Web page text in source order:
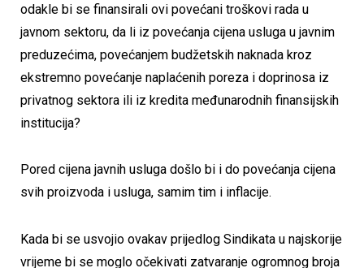
odakle bi se finansirali ovi povećani troškovi rada u
javnom sektoru, da li iz povećanja cijena usluga u javnim
preduzećima, povećanjem budžetskih naknada kroz
ekstremno povećanje naplaćenih poreza i doprinosa iz
privatnog sektora ili iz kredita međunarodnih finansijskih
institucija?
Pored cijena javnih usluga došlo bi i do povećanja cijena
svih proizvoda i usluga, samim tim i inflacije.
Kada bi se usvojio ovakav prijedlog Sindikata u najskorije
vrijeme bi se moglo očekivati zatvaranje ogromnog broja